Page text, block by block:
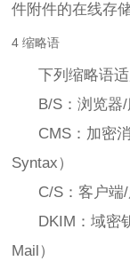
件附件的在线存
4 缩略语
下列缩略语适
B/S：浏览器/
CMS：加密消
Syntax）
C/S：客户端/
DKIM：域密钥
Mail）